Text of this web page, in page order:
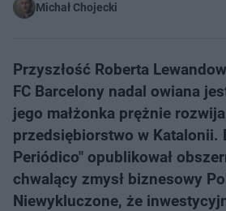
Michał Chojecki
Przyszłość Roberta
FC Barcelony nadal owiana
jego małżonka prężnie
przedsiębiorstwo w Katalonii.
Periódico" opublikował
chwalący zmysł biznesowy
Niewykluczone, że